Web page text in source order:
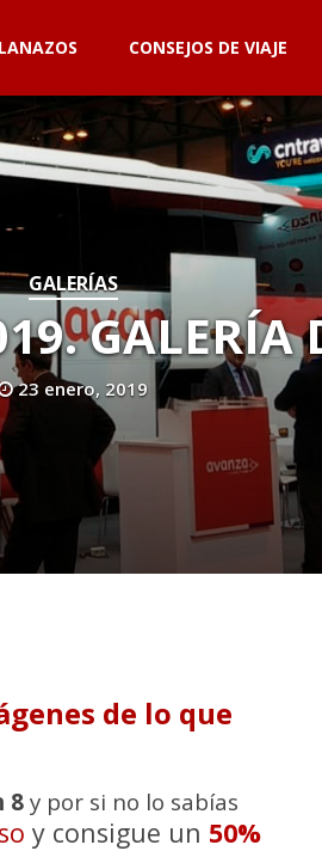
CONSEJOS DE VIAJE
GALERÍAS
GALERÍA
23 enero, 2019
de lo que
8 y por si no lo sabías
y consigue un 50%